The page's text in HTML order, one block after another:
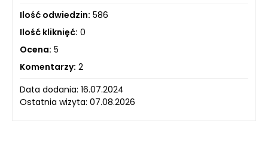
Ilość odwiedzin: 586
Ilość kliknięć: 0
Ocena: 5
Komentarzy: 2
Data dodania: 16.07.2024
Ostatnia wizyta: 07.08.2026